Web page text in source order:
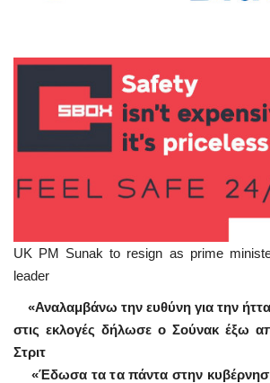
UK PM Sunak to resign as prime
leader
«Αναλαμβάνω την ευθύνη για την
στις εκλογές δήλωσε ο Σούνακ έξω
Στριτ
«Έδωσα τα τα πάντα στην κυβέρνηση